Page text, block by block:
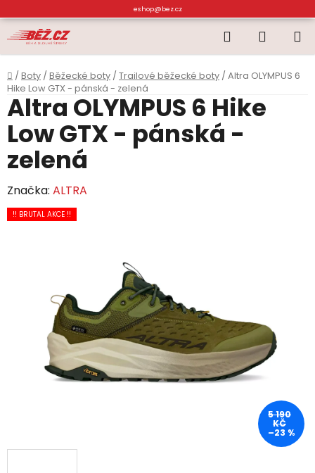
na
obsah
eshop@bez.cz
Hledat
KOŠÍK
Domů
/ Boty / Běžecké boty / Trailové běžecké boty / Altra OLYMPUS 6
Hike Low GTX - pánská - zelená
Altra OLYMPUS 6 Hike
Low GTX - pánská -
zelená
Značka: ALTRA
!! BRUTAL AKCE !!
5 190
KČ
–23 %